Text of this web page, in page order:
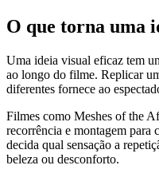
O que torna uma
Uma ideia visual eficaz tem
ao longo do filme. Replicar
diferentes fornece ao
Filmes como Meshes of the
recorrência e montagem para
decida qual sensação a
beleza ou desconforto.